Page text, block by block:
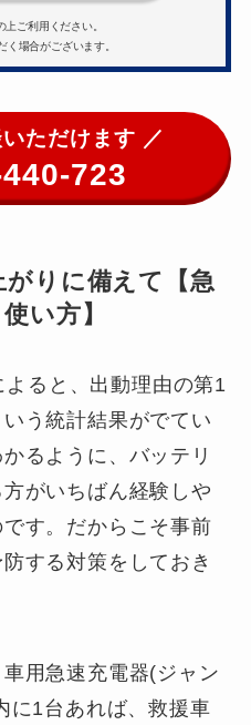
上ご利用ください。
場合がございます。
ただけます ／
723
りに備えて【急
い方】
ると、出動理由の第1
う統計結果がでてい
るように、バッテリ
がいちばん経験しや
す。だからこそ事前
する対策をしておき
用急速充電器(ジャン
に1台あれば、救援車